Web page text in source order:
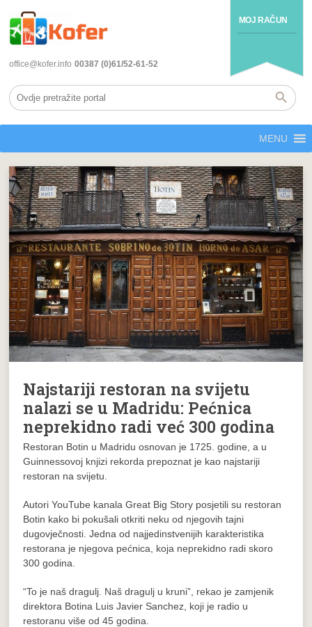
MOJ RAČUN
office@kofer.info 00387 (0)61/52-61-52
MENU
Najstariji restoran na svijetu
nalazi se u Madridu: Pećnica
neprekidno radi već 300 godina
Restoran Botin u Madridu osnovan je 1725. godine, a u
Guinnessovoj knjizi rekorda prepoznat je kao najstariji
restoran na svijetu.
Autori YouTube kanala Great Big Story posjetili su restoran
Botin kako bi pokušali otkriti neku od njegovih tajni
dugovječnosti. Jedna od najjedinstvenijih karakteristika
restorana je njegova pećnica, koja neprekidno radi skoro
300 godina.
“To je naš dragulj. Naš dragulj u kruni”, rekao je zamjenik
direktora Botina Luis Javier Sanchez, koji je radio u
restoranu više od 45 godina.